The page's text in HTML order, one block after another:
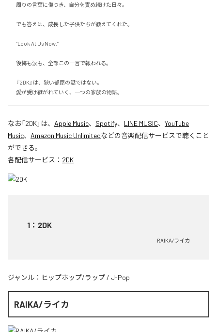
周りの言葉に傷つき、自分を責め続けた日々。
でも答えは、成長した子供たちが教えてくれた。
“Look At Us Now.”
後悔も涙も、全部この一言で報われる。
『2DK』は、狭い部屋の話ではない。
愛が受け継がれていく、一つの家族の物語。
なお「2DK」は、 Apple Music、 Spotify、 LINE MUSIC、 YouTube
Music、 Amazon Music Unlimitedなどの音楽配信サービスで聴くこと
ができる。
各配信サービス： 2DK
1 ： 2DK
RAIKA/ライカ
ジャンル： ヒップホップ/ラップ / J-Pop
RAIKA/ライカ